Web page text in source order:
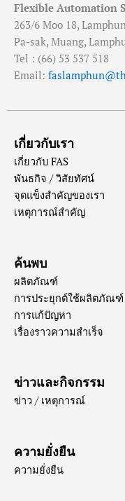
Flexible Automation
263/6 Moo 18,
Pa-sak, Muang,
Tel : (66) 53 537 518
Email:
เกี่ยวกับเรา
เกี่ยวกับ FAS
พันธกิจ / วิสัยทัศน์
จุดแข็งสำคัญของเรา
เหตุการณ์สำคัญ
ค้นพบ
ผลิตภัณฑ์
การประยุกต์ใช้ผลิตภัณฑ์
การแก้ปัญหา
เรื่องราวความสำเร็จ
ข่าวและกิจกรรม
ข่าว / เหตุการณ์
ความยั่งยืน
ความยั่งยืน